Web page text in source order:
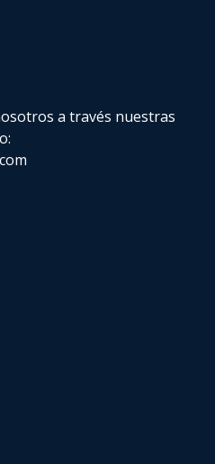
a través nuestras